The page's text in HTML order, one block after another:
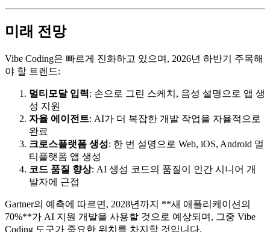
미래 전망
Vibe Coding은 빠르게 진화하고 있으며, 2026년 하반기 주목해
야 할 트렌드:
멀티모달 입력: 손으로 그린 스케치, 음성 설명으로 앱 생
성 지원
자율 에이전트: AI가 더 복잡한 개발 작업을 자율적으로
완료
크로스플랫폼 생성: 한 번 설명으로 Web, iOS, Android 멀
티플랫폼 앱 생성
코드 품질 향상: AI 생성 코드의 품질이 인간 시니어 개
발자에 근접
Gartner의 예측에 따르면, 2028년까지 **새 애플리케이션의
70%**가 AI 지원 개발을 사용할 것으로 예상되며, 그중 Vibe
Coding 도구가 중요한 위치를 차지할 것입니다.